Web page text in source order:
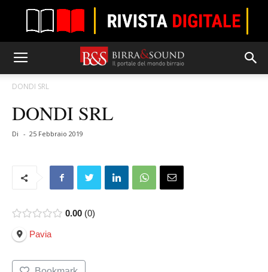
DONDI SRL
DONDI SRL
Di - 25 Febbraio 2019
0.00 0
Pavia